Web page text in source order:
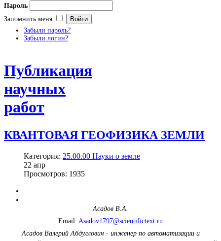
Пароль
Запомнить меня
Забыли пароль?
Забыли логин?
Публикация
научных
работ
КВАНТОВАЯ ГЕОФИЗИКА ЗЕМЛИ
Категория: 25.00.00 Науки о земле
22 апр
Просмотров: 1935
Асадов В.А.
Email: Asadov1797@scientifictext.ru
Асадов Валерий Абдуллович - инженер по автоматизации и